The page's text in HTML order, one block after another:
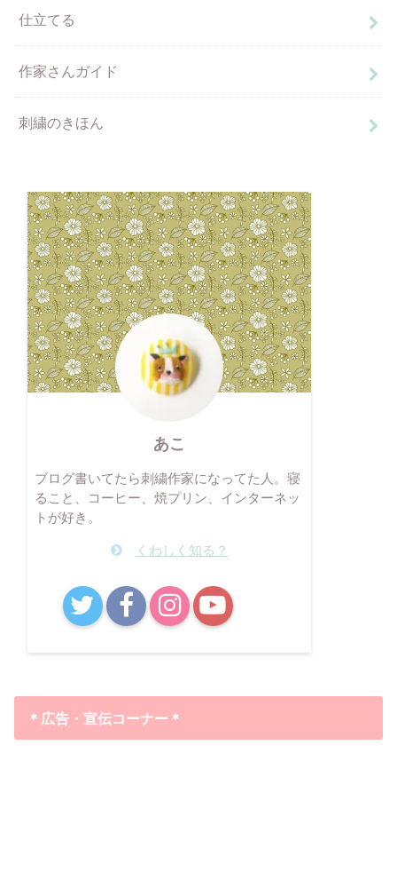
仕立てる
作家さんガイド
刺繍のきほん
あこ
ブログ書いてたら刺繍作家になってた人。寝
ること、コーヒー、焼プリン、インターネッ
トが好き。
くわしく知る？
＊広告・宣伝コーナー＊